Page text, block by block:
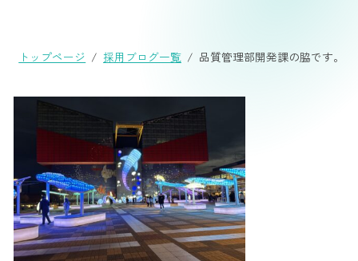
トップページ 採用ブログ一覧 品質管理部開発課の脇です。